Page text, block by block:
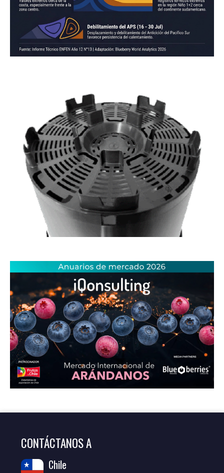
CONTÁCTANOS A
Chile